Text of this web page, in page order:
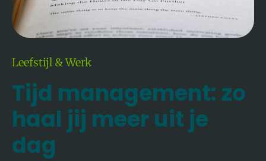
Leefstijl & Werk
Tijd management: zo
haal jij meer uit je
dag